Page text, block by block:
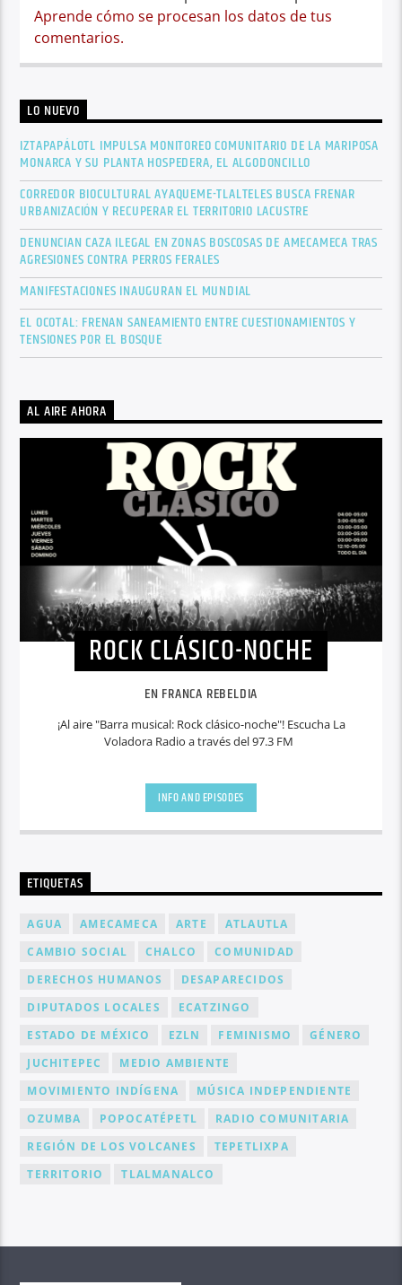
Aprende cómo se procesan los datos de tus
comentarios.
LO NUEVO
IZTAPAPÁLOTL IMPULSA MONITOREO COMUNITARIO DE LA MARIPOSA
MONARCA Y SU PLANTA HOSPEDERA, EL ALGODONCILLO
CORREDOR BIOCULTURAL AYAQUEME-TLALTELES BUSCA FRENAR
URBANIZACIÓN Y RECUPERAR EL TERRITORIO LACUSTRE
DENUNCIAN CAZA ILEGAL EN ZONAS BOSCOSAS DE AMECAMECA TRAS
AGRESIONES CONTRA PERROS FERALES
MANIFESTACIONES INAUGURAN EL MUNDIAL
EL OCOTAL: FRENAN SANEAMIENTO ENTRE CUESTIONAMIENTOS Y
TENSIONES POR EL BOSQUE
AL AIRE AHORA
ROCK CLÁSICO-NOCHE
EN FRANCA REBELDIA
¡Al aire "Barra musical: Rock clásico-noche"! Escucha La
INFO AND EPISODES
ETIQUETAS
AGUA AMECAMECA ARTE
ATLAUTLA
CAMBIO SOCIAL
CHALCO
COMUNIDAD
DERECHOS HUMANOS
DESAPARECIDOS
DIPUTADOS LOCALES
ECATZINGO
ESTADO DE MÉXICO
EZLN FEMINISMO
GÉNERO
JUCHITEPEC
MEDIO AMBIENTE
MOVIMIENTO INDÍGENA
MÚSICA INDEPENDIENTE
OZUMBA
POPOCATÉPETL
RADIO COMUNITARIA
REGIÓN DE LOS VOLCANES
TEPETLIXPA
TERRITORIO
TLALMANALCO